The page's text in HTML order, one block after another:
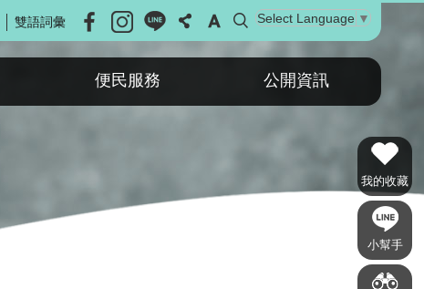
雙語詞彙 Select Language ▼
便民服務 公開資訊
我的收藏
小幫手